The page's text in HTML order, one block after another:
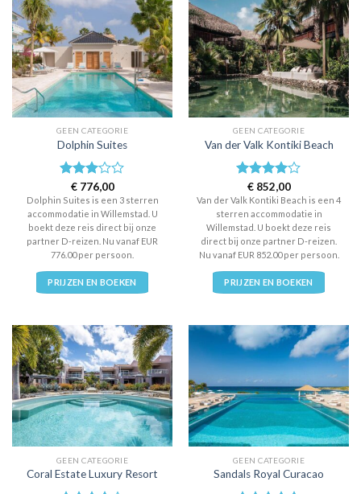
GEEN CATEGORIE
Dolphin Suites
Waardering
3uit 5
€776,00
Dolphin Suites is een 3 sterren
accommodatie in Willemstad. U
boekt deze reis direct bij onze
partner D-reizen. Nu vanaf EUR
776.00 per persoon.
PRIJZEN EN BOEKEN
GEEN CATEGORIE
Van der Valk Kontiki Beach
Waardering
4uit 5
€852,00
Van der Valk Kontiki Beach is een 4
sterren accommodatie in
Willemstad. U boekt deze reis
direct bij onze partner D-reizen.
Nu vanaf EUR 852.00 per persoon.
PRIJZEN EN BOEKEN
GEEN CATEGORIE
Coral Estate Luxury Resort
GEEN CATEGORIE
Sandals Royal Curacao